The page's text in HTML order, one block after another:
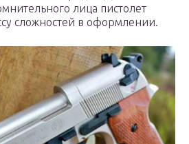
лица пистолет
сложностей в оформлении.